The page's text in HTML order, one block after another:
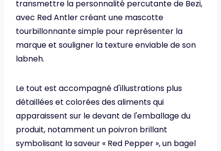
transmettre la personnalité percutante de Bezi,
avec Red Antler créant une mascotte
tourbillonnante simple pour représenter la
marque et souligner la texture enviable de son
labneh.
Le tout est accompagné d'illustrations plus
détaillées et colorées des aliments qui
apparaissent sur le devant de l'emballage du
produit, notamment un poivron brillant
symbolisant la saveur « Red Pepper », un bagel